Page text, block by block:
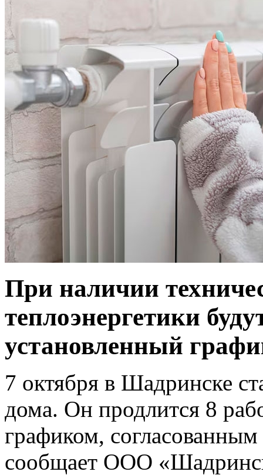
При наличии
теплоэнергетики
установленный
7 октября в Шадринске
дома. Он продлится 8
графиком,
сообщает ООО